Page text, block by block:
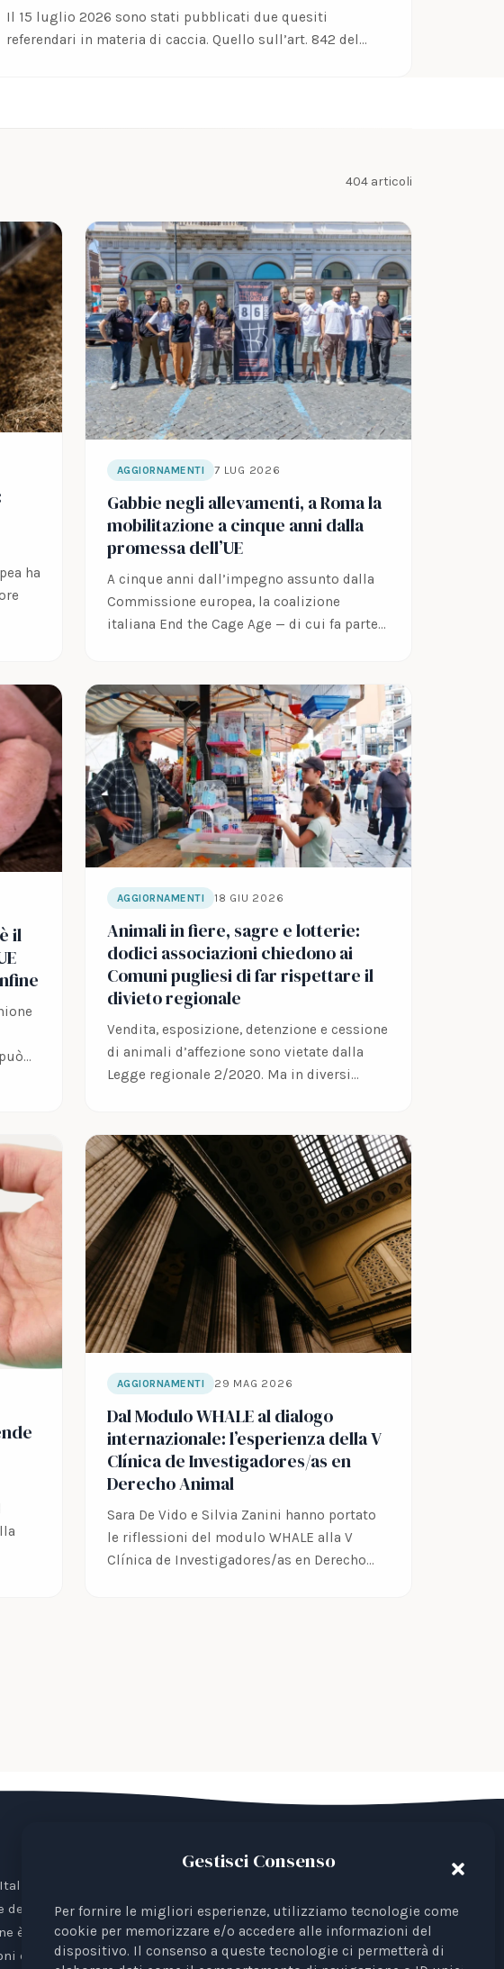
Gestisci Consenso
Per fornire le migliori esperienze, utilizziamo tecnologie come i
cookie per memorizzare e/o accedere alle informazioni del
dispositivo. Il consenso a queste tecnologie ci permetterà di
Il 15 luglio 2026 sono stati pubblicati due quesiti
referendari in materia di caccia. Quello sull’art. 842 del…
404 articoli
ha
AGGIORNAMENTI 7 LUG 2026
Gabbie negli allevamenti, a Roma la
mobilitazione a cinque anni dalla
promessa dell’UE
A cinque anni dall’impegno assunto dalla
Commissione europea, la coalizione
italiana End the Cage Age — di cui fa parte…
il
AGGIORNAMENTI 18 GIU 2026
Animali in fiere, sagre e lotterie:
dodici associazioni chiedono ai
Comuni pugliesi di far rispettare il
divieto regionale
Vendita, esposizione, detenzione e cessione
di animali d’affezione sono vietate dalla
Legge regionale 2/2020. Ma in diversi
AGGIORNAMENTI 29 MAG 2026
Dal Modulo WHALE al dialogo
internazionale: l’esperienza della V
Clínica de Investigadores/as en
Derecho Animal
Sara De Vido e Silvia Zanini hanno portato
le riflessioni del modulo WHALE alla V
Clínica de Investigadores/as en Derecho…
è un Ente del Terzo Settore avente come finalità la
animali. Iscrizione al RUNTS Rep. 4 del 01/03/2022.
è riconosciuta come rappresentante di interessi davanti
europee.